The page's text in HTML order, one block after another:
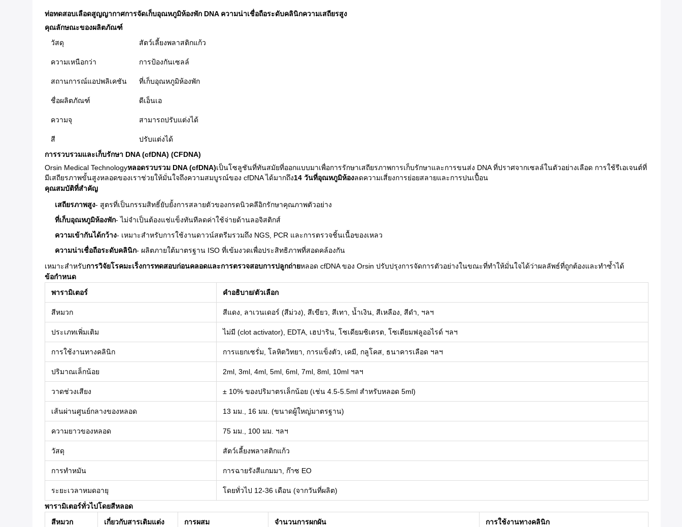
ท่อทดสอบเลือดสูญญากาศการจัดเก็บอุณหภูมิห้องพัก DNA ความน่าเชื่อถือระดับคลินิกความเสถียรสูง
คุณลักษณะของผลิตภัณฑ์
วัสดุ
สัตว์เลี้ยงพลาสติกแก้ว
ความเหนือกว่า การป้องกันเซลล์
สถานการณ์แอปพลิเคชัน ที่เก็บอุณหภูมิห้องพัก
ชื่อผลิตภัณฑ์ ดีเอ็นเอ
ความจุ สามารถปรับแต่งได้
สี
ปรับแต่งได้
การรวบรวมและเก็บรักษา DNA (cfDNA) (CFDNA)
Orsin Medical Technologyหลอดรวบรวม DNA (cfDNA)เป็นโซลูชันที่ทันสมัยที่ออกแบบมาเพื่อการรักษาเสถียรภาพการเก็บรักษาและการขนส่ง DNA ที่ปราศจากเซลล์ในตัวอย่างเลือด การใช้รีเอเจนต์ที่
มีเสถียรภาพขั้นสูงหลอดของเราช่วยให้มั่นใจถึงความสมบูรณ์ของ cfDNA ได้มากถึง14 วันที่อุณหภูมิห้องลดความเสี่ยงการย่อยสลายและการปนเปื้อน
คุณสมบัติที่สำคัญ
เสถียรภาพสูง- สูตรที่เป็นกรรมสิทธิ์ยับยั้งการสลายตัวของกรดนิวคลีอิกรักษาคุณภาพตัวอย่าง
ที่เก็บอุณหภูมิห้องพัก- ไม่จำเป็นต้องแช่แข็งทันทีลดค่าใช้จ่ายด้านลอจิสติกส์
ความเข้ากันได้กว้าง- เหมาะสำหรับการใช้งานดาวน์สตรีมรวมถึง NGS, PCR และการตรวจชิ้นเนื้อของเหลว
ความน่าเชื่อถือระดับคลินิก- ผลิตภายใต้มาตรฐาน ISO ที่เข้มงวดเพื่อประสิทธิภาพที่สอดคล้องกัน
เหมาะสำหรับการวิจัยโรคมะเร็งการทดสอบก่อนคลอดและการตรวจสอบการปลูกถ่ายหลอด cfDNA ของ Orsin ปรับปรุงการจัดการตัวอย่างในขณะที่ทำให้มั่นใจได้ว่าผลลัพธ์ที่ถูกต้องและทำซ้ำได้
ข้อกำหนด
พารามิเตอร์
คำอธิบาย/ตัวเลือก
สีหมวก สีแดง, ลาเวนเดอร์ (สีม่วง), สีเขียว, สีเทา, น้ำเงิน, สีเหลือง, สีดำ, ฯลฯ
ประเภทเพิ่มเติม ไม่มี (clot activator), EDTA, เฮปาริน, โซเดียมซิเตรต, โซเดียมฟลูออไรด์ ฯลฯ
การใช้งานทางคลินิก การแยกเซรั่ม, โลหิตวิทยา, การแข็งตัว, เคมี, กลูโคส, ธนาคารเลือด ฯลฯ
ปริมาณเล็กน้อย 2ml, 3ml, 4ml, 5ml, 6ml, 7ml, 8ml, 10ml ฯลฯ
วาดช่วงเสียง ± 10% ของปริมาตรเล็กน้อย (เช่น 4.5-5.5ml สำหรับหลอด 5ml)
เส้นผ่านศูนย์กลางของหลอด 13 มม., 16 มม. (ขนาดผู้ใหญ่มาตรฐาน)
ความยาวของหลอด 75 มม., 100 มม. ฯลฯ
วัสดุ สัตว์เลี้ยงพลาสติกแก้ว
การทำหมัน การฉายรังสีแกมมา, ก๊าซ EO
ระยะเวลาหมดอายุ
โดยทั่วไป 12-36 เดือน (จากวันที่ผลิต)
พารามิเตอร์ทั่วไปโดยสีหลอด
สีหมวก
เกี่ยวกับสารเติมแต่ง การผสม จำนวนการผกผัน การใช้งานทางคลินิก